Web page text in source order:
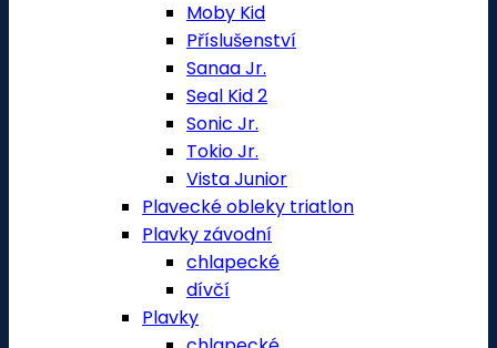
Moby Kid
Příslušenství
Sanaa Jr.
Seal Kid 2
Sonic Jr.
Tokio Jr.
Vista Junior
Plavecké obleky triatlon
Plavky závodní
chlapecké
dívčí
Plavky